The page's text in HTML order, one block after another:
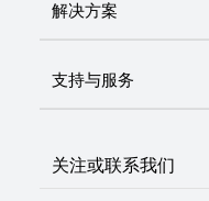
解决方案
支持与服务
关注或联系我们